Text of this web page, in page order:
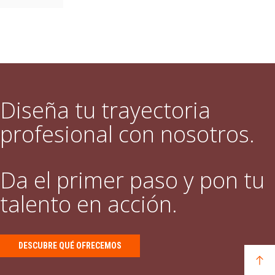
Diseña tu trayectoria
profesional con nosotros.
Da el primer paso y pon tu
talento en acción.
DESCUBRE QUÉ OFRECEMOS